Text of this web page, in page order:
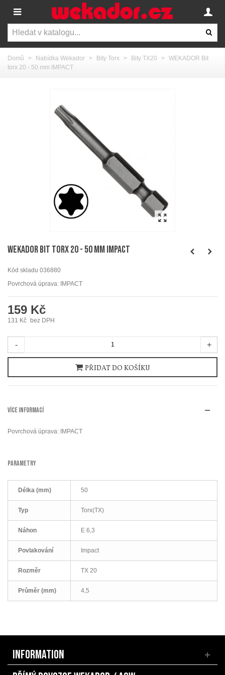
Domů > Nabídka Wekador > Bity Torx > Bity TX20 > WEKADOR Bit
torx 20 - 50 mm IMPACT
WEKADOR Bit torx 20 - 50 mm IMPACT
Kód skladu 036880
Povrchová úprava: IMPACT
159 Kč
131 Kč bez DPH
- +
PŘIDAT DO KOŠÍKU
VÍCE INFORMACÍ
Povrchová úprava: IMPACT
PARAMETRY
Délka (mm) 50
Typ Torx(TX)
Náhon E 6,3
Povlakování Impact
Rozměr TX 20
Průměr (mm) 4,5
INFORMATION